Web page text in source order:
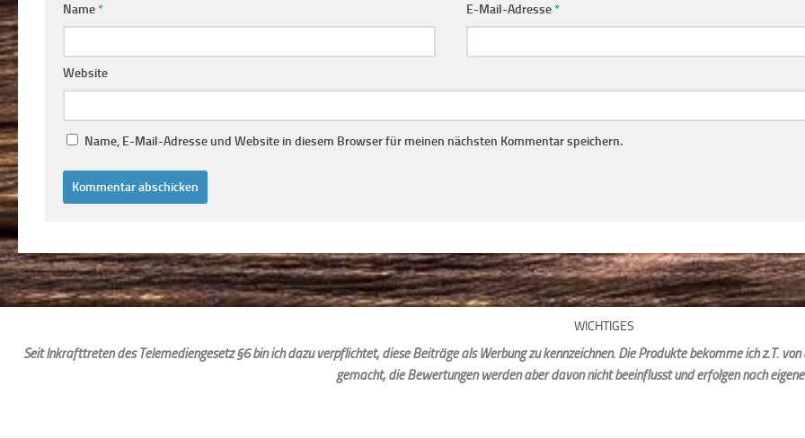
Name* E-Mail-Adresse*
Website
Name, E-Mail-Adresse und Website in diesem Browser für meinen nächsten Kommentar speichern.
WICHTIGES
Seit Inkrafttreten des Telemediengesetz §6 bin ich dazu verpflichtet, diese Beiträge als Werbung zu kennzeichnen. Die Produkte bekomme ich z.T.
gemacht, die Bewertungen werden aber davon nicht beeinflusst und erfolgen nach